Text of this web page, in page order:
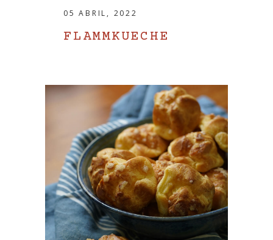
05 ABRIL, 2022
FLAMMKUECHE